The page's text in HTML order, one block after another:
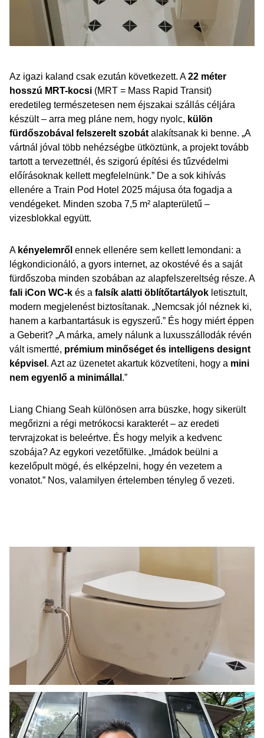
Az igazi kaland csak ezután következett. A22 méter
hosszú MRT-kocsi (MRT = Mass Rapid Transit)
eredetileg természetesen nem éjszakai szállás céljára
készült – arra meg pláne nem, hogy nyolc, külön
fürdőszobával felszerelt szobát alakítsanak ki benne. „A
vártnál jóval több nehézségbe ütköztünk, a projekt tovább
tartott a tervezettnél, és szigorú építési és tűzvédelmi
előírásoknak kellett megfelelnünk.” De a sok kihívás
ellenére a Train Pod Hotel 2025 májusa óta fogadja a
vendégeket. Minden szoba 7,5 m² alapterületű –
vizesblokkal együtt.
A kényelemről ennek ellenére sem kellett lemondani: a
légkondicionáló, a gyors internet, az okostévé és a saját
fürdőszoba minden szobában az alapfelszereltség része. A
fali iCon WC-k és a falsík alatti öblítőtartályok letisztult,
modern megjelenést biztosítanak. „Nemcsak jól néznek ki,
hanem a karbantartásuk is egyszerű.” És hogy miért éppen
a Geberit? „A márka, amely nálunk a luxusszállodák révén
vált ismertté, prémium minőséget és intelligens designt
képvisel . Azt az üzenetet akartuk közvetíteni, hogy a mini
nem egyenlő a minimállal .”
Liang Chiang Seah különösen arra büszke, hogy sikerült
megőrizni a régi metrókocsi karakterét – az eredeti
tervrajzokat is beleértve. És hogy melyik a kedvenc
szobája? Az egykori vezetőfülke. „Imádok beülni a
kezelőpult mögé, és elképzelni, hogy én vezetem a
vonatot.” Nos, valamilyen értelemben tényleg ő vezeti.